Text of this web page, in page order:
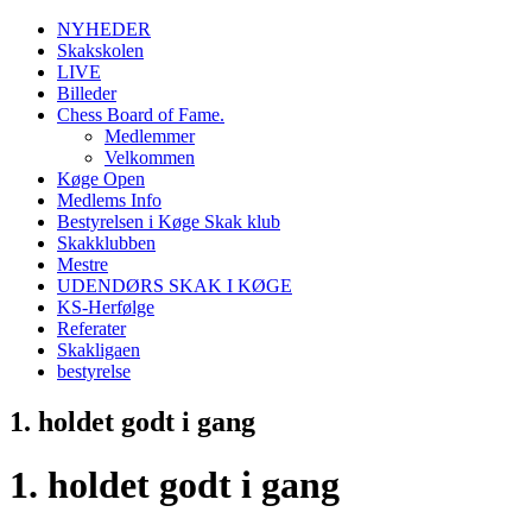
NYHEDER
Skakskolen
LIVE
Billeder
Chess Board of Fame.
Medlemmer
Velkommen
Køge Open
Medlems Info
Bestyrelsen i Køge Skak klub
Skakklubben
Mestre
UDENDØRS SKAK I KØGE
KS-Herfølge
Referater
Skakligaen
bestyrelse
1. holdet godt i gang
1. holdet godt i gang